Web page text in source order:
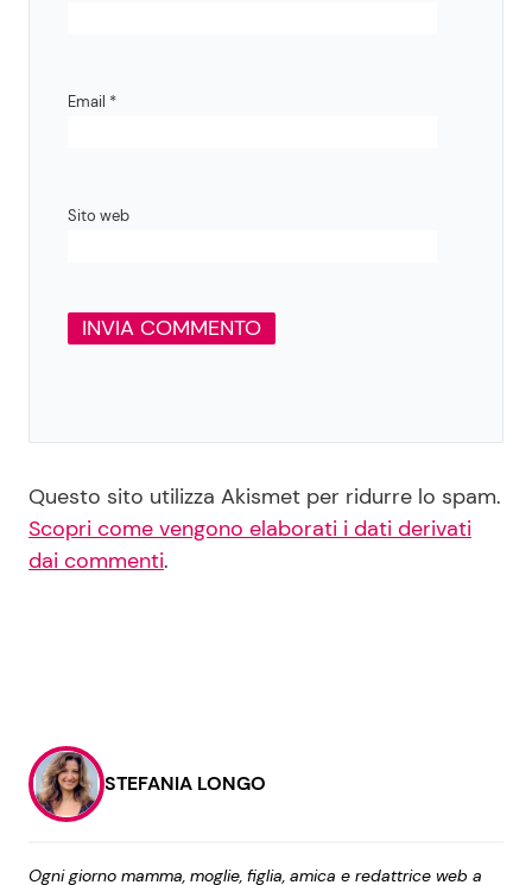
Email *
Sito web
Questo sito utilizza Akismet per ridurre lo spam.
Scopri come vengono elaborati i dati derivati
dai commenti.
STEFANIA LONGO
Ogni giorno mamma, moglie, figlia, amica e redattrice web a